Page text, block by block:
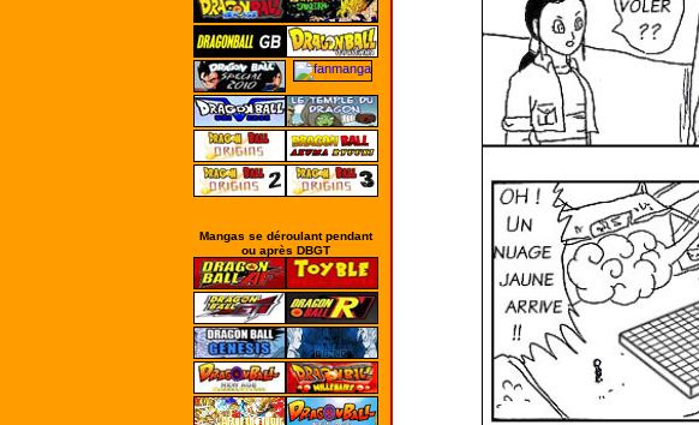
Mangas se déroulant pendant
ou après DBGT